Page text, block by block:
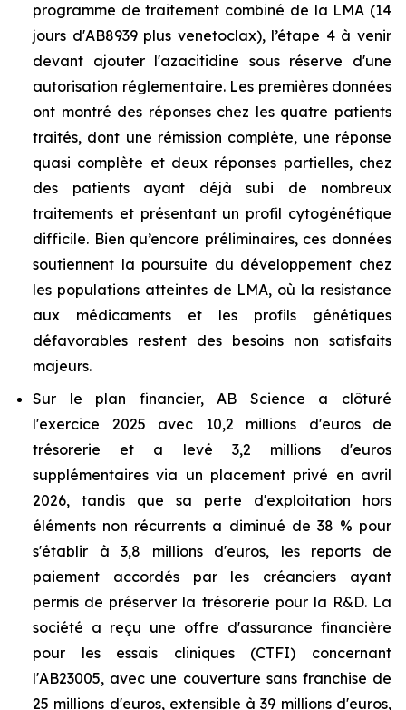
programme de traitement combiné de la LMA (14
jours d'AB8939 plus venetoclax), l’étape 4 à venir
devant ajouter l'azacitidine sous réserve d'une
autorisation réglementaire. Les premières données
ont montré des réponses chez les quatre patients
traités, dont une rémission complète, une réponse
quasi complète et deux réponses partielles, chez
des patients ayant déjà subi de nombreux
traitements et présentant un profil cytogénétique
difficile. Bien qu’encore préliminaires, ces données
soutiennent la poursuite du développement chez
les populations atteintes de LMA, où la resistance
aux médicaments et les profils génétiques
défavorables restent des besoins non satisfaits
majeurs.
Sur le plan financier, AB Science a clôturé
l'exercice 2025 avec 10,2 millions d'euros de
trésorerie et a levé 3,2 millions d'euros
supplémentaires via un placement privé en avril
2026, tandis que sa perte d'exploitation hors
éléments non récurrents a diminué de 38 % pour
s'établir à 3,8 millions d'euros, les reports de
paiement accordés par les créanciers ayant
permis de préserver la trésorerie pour la R&D. La
société a reçu une offre d'assurance financière
pour les essais cliniques (CTFI) concernant
l'AB23005, avec une couverture sans franchise de
25 millions d'euros, extensible à 39 millions d'euros,